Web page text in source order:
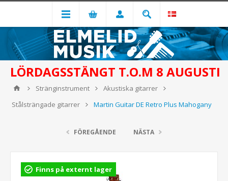
LÖRDAGSSTÄNGT T.O.M 8 AUGUSTI
Stränginstrument
Akustiska gitarrer
Stålsträngade gitarrer
Martin Guitar DE Retro Plus Mahogany
FÖREGÅENDE NÄSTA
Finns på externt lager